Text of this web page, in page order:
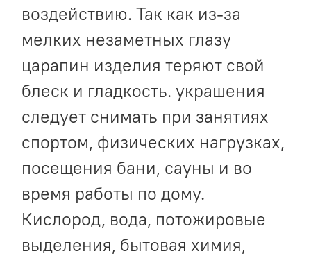
воздействию. Так как из-за
мелких незаметных глазу
царапин изделия теряют свой
блеск и гладкость. украшения
следует снимать при занятиях
спортом, физических нагрузках,
посещения бани, сауны и во
время работы по дому.
Кислород, вода, потожировые
выделения, бытовая химия,